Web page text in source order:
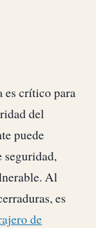
es crítico para
del
puede
seguridad,
Al
es
de